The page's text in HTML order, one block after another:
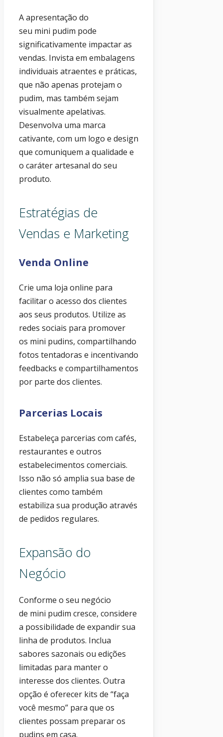
A apresentação do
seu mini pudim pode
significativamente impactar as
vendas. Invista em embalagens
individuais atraentes e práticas,
que não apenas protejam o
pudim, mas também sejam
visualmente apelativas.
Desenvolva uma marca
cativante, com um logo e design
que comuniquem a qualidade e
o caráter artesanal do seu
produto.
Estratégias de
Vendas e Marketing
Venda Online
Crie uma loja online para
facilitar o acesso dos clientes
aos seus produtos. Utilize as
redes sociais para promover
os mini pudins, compartilhando
fotos tentadoras e incentivando
feedbacks e compartilhamentos
por parte dos clientes.
Parcerias Locais
Estabeleça parcerias com cafés,
restaurantes e outros
estabelecimentos comerciais.
Isso não só amplia sua base de
clientes como também
estabiliza sua produção através
de pedidos regulares.
Expansão do
Negócio
Conforme o seu negócio
de mini pudim cresce, considere
a possibilidade de expandir sua
linha de produtos. Inclua
sabores sazonais ou edições
limitadas para manter o
interesse dos clientes. Outra
opção é oferecer kits de “faça
você mesmo” para que os
clientes possam preparar os
pudins em casa.